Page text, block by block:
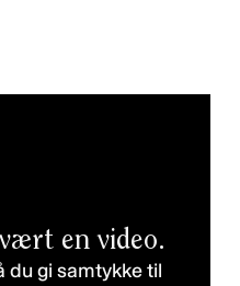
en video.
du gi samtykke til